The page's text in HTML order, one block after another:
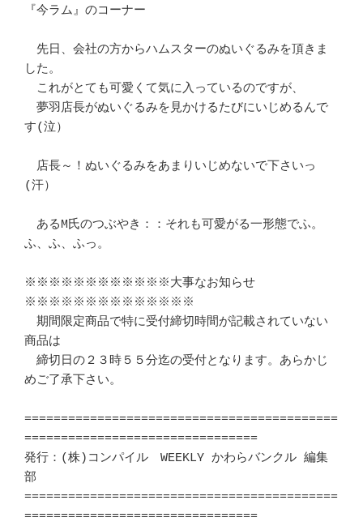
『今ラム』のコーナー
先日、会社の方からハムスターのぬいぐるみを頂きま
した。
これがとても可愛くて気に入っているのですが、
夢羽店長がぬいぐるみを見かけるたびにいじめるんで
す(泣）
店長～！ぬいぐるみをあまりいじめないで下さいっ
(汗）
あるM氏のつぶやき：：それも可愛がる一形態でふ。
ふ、ふ、ふっ。
※※※※※※※※※※※※大事なお知らせ
※※※※※※※※※※※※※※
期間限定商品で特に受付締切時間が記載されていない
商品は
締切日の２３時５５分迄の受付となります。あらかじ
めご了承下さい。
===========================================
================================
発行：(株)コンパイル　WEEKLY かわらバンクル 編集
部
===========================================
================================